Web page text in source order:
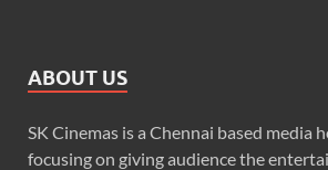
ABOUT US
SK Cinemas is a Chennai based media
focusing on giving audience the